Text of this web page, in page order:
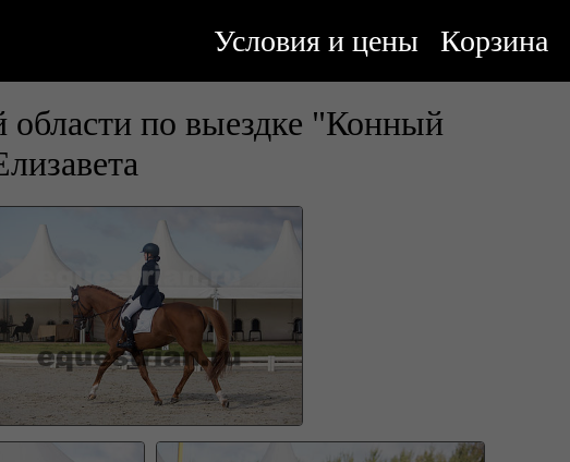
Корзина
Условия и цены
по выездке "Конный